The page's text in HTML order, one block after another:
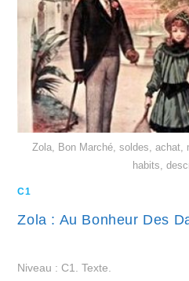
Zola, Bon Marché, soldes, achat,
habits,
C1
Zola : Au Bonheur Des
Niveau : C1. Texte.